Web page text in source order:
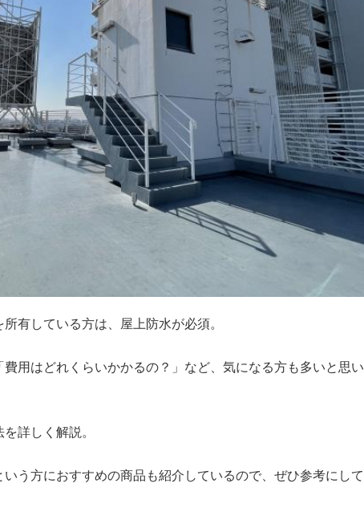
有している方は、屋上防水が必須。
費用はどれくらいかかるの？」など、気になる方も多いと思い
詳しく解説。
いう方におすすめの商品も紹介しているので、ぜひ参考にして